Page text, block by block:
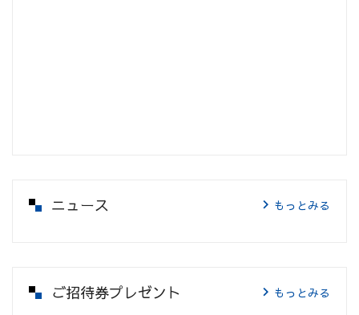
ニュース もっとみる
ご招待券プレゼント もっとみる